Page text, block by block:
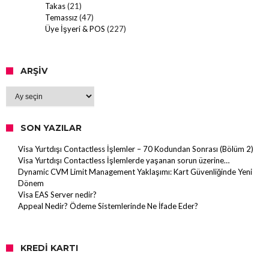
Takas(21)
Temassız(47)
Üye İşyeri & POS (227)
ARŞIV
SON YAZILAR
Visa Yurtdışı Contactless İşlemler – 70 Kodundan Sonrası (Bölüm 2)
Visa Yurtdışı Contactless İşlemlerde yaşanan sorun üzerine…
Dynamic CVM Limit Management Yaklaşımı: Kart Güvenliğinde Yeni
Dönem
Visa EAS Server nedir?
Appeal Nedir? Ödeme Sistemlerinde Ne İfade Eder?
KREDI KARTI